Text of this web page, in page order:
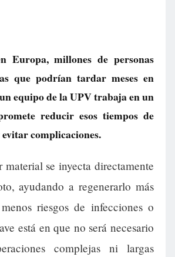
Europa, millones de personas
que podrían tardar meses en
equipo de la UPV trabaja en un
reducir esos tiempos de
complicaciones.
material se inyecta directamente
ayudando a regenerarlo más
riesgos de infecciones o
está en que no será necesario
complejas ni largas